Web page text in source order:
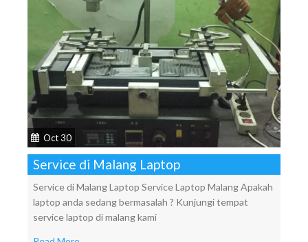
Oct 30
Service di Malang Laptop
Service di Malang Laptop Service Laptop Malang Apakah
laptop anda sedang bermasalah ? Kunjungi tempat
service laptop di malang kami